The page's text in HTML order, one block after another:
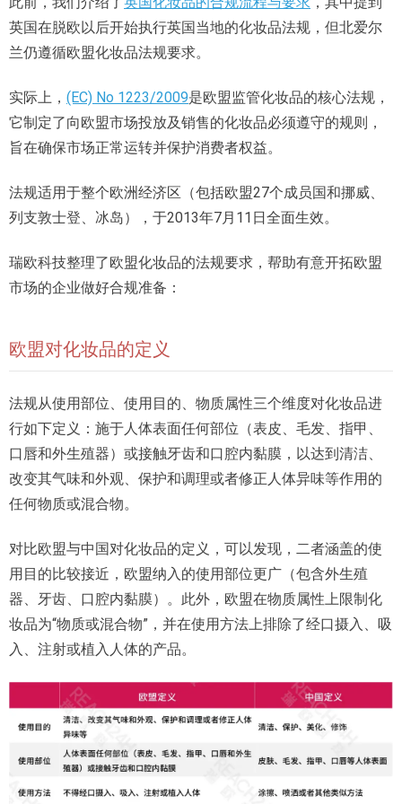
英国在脱欧以后开始执行英国当地的化妆品法规，但北爱尔
兰仍遵循欧盟化妆品法规要求。
实际上， (EC) No 1223/2009是欧盟监管化妆品的核心法规，
它制定了向欧盟市场投放及销售的化妆品必须遵守的规则，
旨在确保市场正常运转并保护消费者权益。
法规适用于整个欧洲经济区（包括欧盟27个成员国和挪威、
列支敦士登、冰岛），于2013年7月11日全面生效。
瑞欧科技整理了欧盟化妆品的法规要求，帮助有意开拓欧盟
市场的企业做好合规准备：
欧盟对化妆品的定义
法规从使用部位、使用目的、物质属性三个维度对化妆品进
行如下定义：施于人体表面任何部位（表皮、毛发、指甲、
口唇和外生殖器）或接触牙齿和口腔内黏膜，以达到清洁、
改变其气味和外观、保护和调理或者修正人体异味等作用的
任何物质或混合物。
对比欧盟与中国对化妆品的定义，可以发现，二者涵盖的使
用目的比较接近，欧盟纳入的使用部位更广（包含外生殖
器、牙齿、口腔内黏膜）。此外，欧盟在物质属性上限制化
妆品为“物质或混合物”，并在使用方法上排除了经口摄入、吸
入、注射或植入人体的产品。